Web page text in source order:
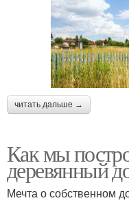
читать дальше →
Как мы
деревянный
Мечта о собственном